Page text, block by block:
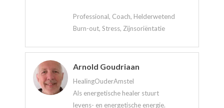
Professional, Coach, Helderwetend
Burn-out, Stress, Zijnsoriëntatie
Arnold Goudriaan
HealingOuderAmstel
Als energetische healer stuurt
levens- en energetische energie.